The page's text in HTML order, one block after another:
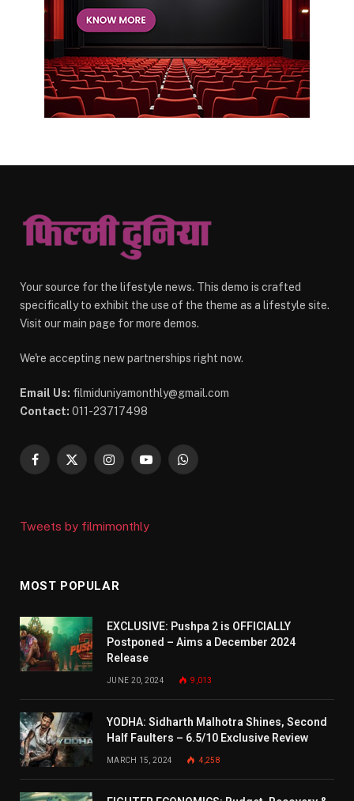
Your source for the lifestyle news. This demo is crafted
specifically to exhibit the use of the theme as a lifestyle site.
Visit our main page for more demos.
We're accepting new partnerships right now.
Email Us: filmiduniyamonthly@gmail.com
Contact: 011-23717498
Facebook
X
InstagramYouTubeWhatsApp
Tweets by filmimonthly
MOST POPULAR
EXCLUSIVE: Pushpa 2 is OFFICIALLY
Postponed – Aims a December 2024
Release
JUNE 20, 2024 9,013
YODHA: Sidharth Malhotra Shines, Second
Half Faulters – 6.5/10 Exclusive Review
MARCH 15, 2024 4,258